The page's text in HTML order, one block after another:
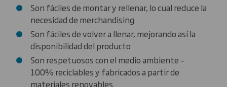
Son fáciles de montar y rellenar, lo cual reduce la
necesidad de merchandising
Son fáciles de volver a llenar, mejorando así la
disponibilidad del producto
Son respetuosos con el medio ambiente –
100% reciclables y fabricados a partir de
materiales renovables